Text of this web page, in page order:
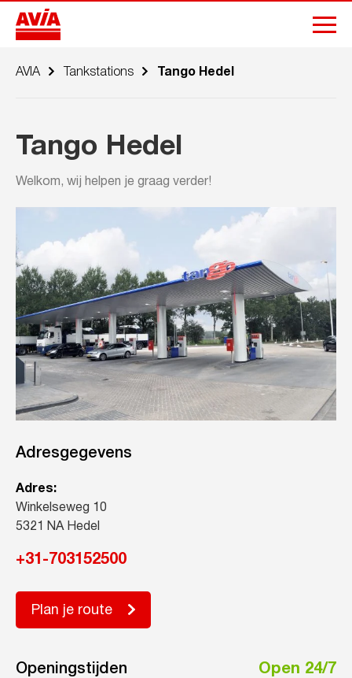
AVIA Tankstations Tango Hedel
Tango Hedel
Welkom, wij helpen je graag verder!
Adresgegevens
Adres:
Winkelseweg 10
5321 NA Hedel
+31-703152500
Plan je route
Openingstijden Open 24/7